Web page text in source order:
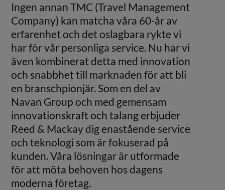
Ingen annan TMC (Travel Management
Company) kan matcha våra 60-år av
erfarenhet och det oslagbara rykte vi
har för vår personliga service. Nu har vi
även kombinerat detta med innovation
och snabbhet till marknaden för att bli
en branschpionjär. Som en del av
Navan Group och med gemensam
innovationskraft och talang erbjuder
Reed & Mackay dig enastående service
och teknologi som är fokuserad på
kunden. Våra lösningar är utformade
för att möta behoven hos dagens
moderna företag.